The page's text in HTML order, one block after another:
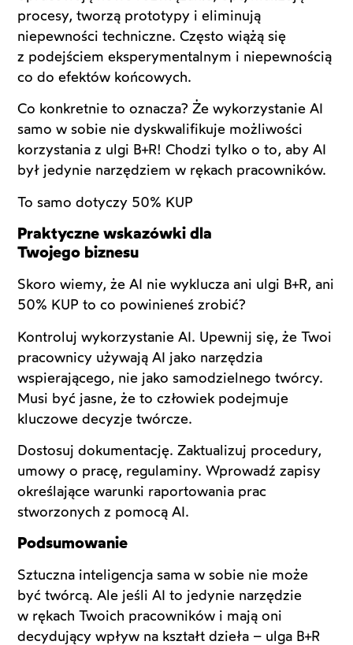
procesy, tworzą prototypy i eliminują
niepewności techniczne. Często wiążą się
z podejściem eksperymentalnym i niepewnością
co do efektów końcowych.
Co konkretnie to oznacza? Że wykorzystanie AI
samo w sobie nie dyskwalifikuje możliwości
korzystania z ulgi B+R! Chodzi tylko o to, aby AI
był jedynie narzędziem w rękach pracowników.
To samo dotyczy 50% KUP
Praktyczne wskazówki dla
Twojego biznesu
Skoro wiemy, że AI nie wyklucza ani ulgi B+R, ani
50% KUP to co powinieneś zrobić?
Kontroluj wykorzystanie AI. Upewnij się, że Twoi
pracownicy używają AI jako narzędzia
wspierającego, nie jako samodzielnego twórcy.
Musi być jasne, że to człowiek podejmuje
kluczowe decyzje twórcze.
Dostosuj dokumentację. Zaktualizuj procedury,
umowy o pracę, regulaminy. Wprowadź zapisy
określające warunki raportowania prac
stworzonych z pomocą AI.
Podsumowanie
Sztuczna inteligencja sama w sobie nie może
być twórcą. Ale jeśli AI to jedynie narzędzie
w rękach Twoich pracowników i mają oni
decydujący wpływ na kształt dzieła – ulga B+R